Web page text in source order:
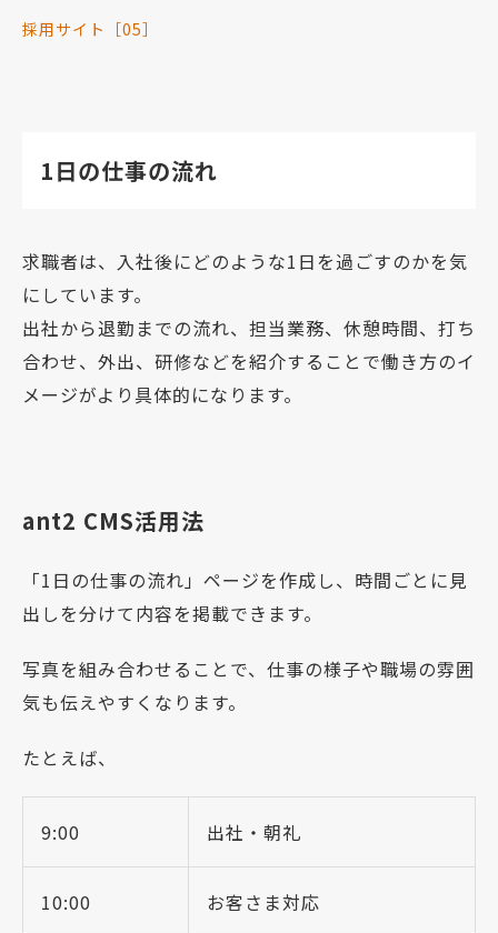
採用サイト［05］
1日の仕事の流れ
求職者は、入社後にどのような1日を過ごすのかを気
にしています。
出社から退勤までの流れ、担当業務、休憩時間、打ち
合わせ、外出、研修などを紹介することで働き方のイ
メージがより具体的になります。
ant2 CMS活用法
「1日の仕事の流れ」ページを作成し、時間ごとに見
出しを分けて内容を掲載できます。
写真を組み合わせることで、仕事の様子や職場の雰囲
気も伝えやすくなります。
たとえば、
9:00 出社・朝礼
10:00 お客さま対応